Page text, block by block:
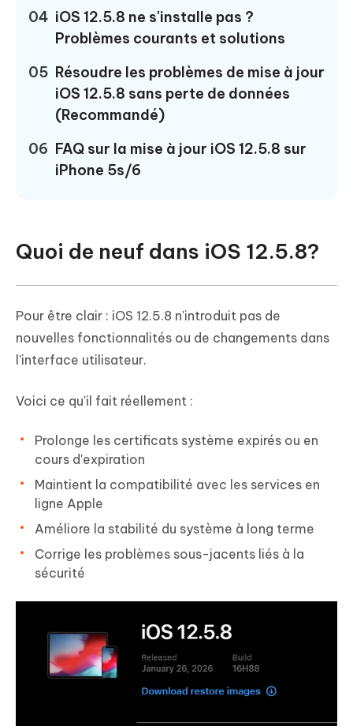
04 iOS 12.5.8 ne s'installe pas ?
Problèmes courants et solutions
05 Résoudre les problèmes de mise à jour
iOS 12.5.8 sans perte de données
(Recommandé)
06 FAQ sur la mise à jour iOS 12.5.8 sur
iPhone 5s/6
Quoi de neuf dans iOS 12.5.8?
Pour être clair : iOS 12.5.8 n'introduit pas de
nouvelles fonctionnalités ou de changements dans
l'interface utilisateur.
Voici ce qu'il fait réellement :
Prolonge les certificats système expirés ou en
cours d'expiration
Maintient la compatibilité avec les services en
ligne Apple
Améliore la stabilité du système à long terme
Corrige les problèmes sous-jacents liés à la
sécurité